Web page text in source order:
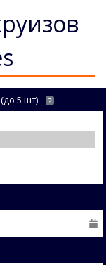
5 шт) ?